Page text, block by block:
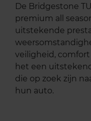
De Bridgestone
premium all
uitstekende
veiligheid,
het een
die op zoek zijn
hun auto.